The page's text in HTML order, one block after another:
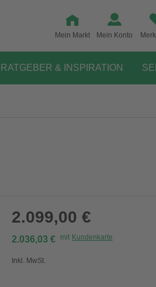
Mein Markt Mein Konto
RATGEBER & INSPIRATION
2.099,00 €
2.036,03 € mit Kundenkarte
Inkl. MwSt.